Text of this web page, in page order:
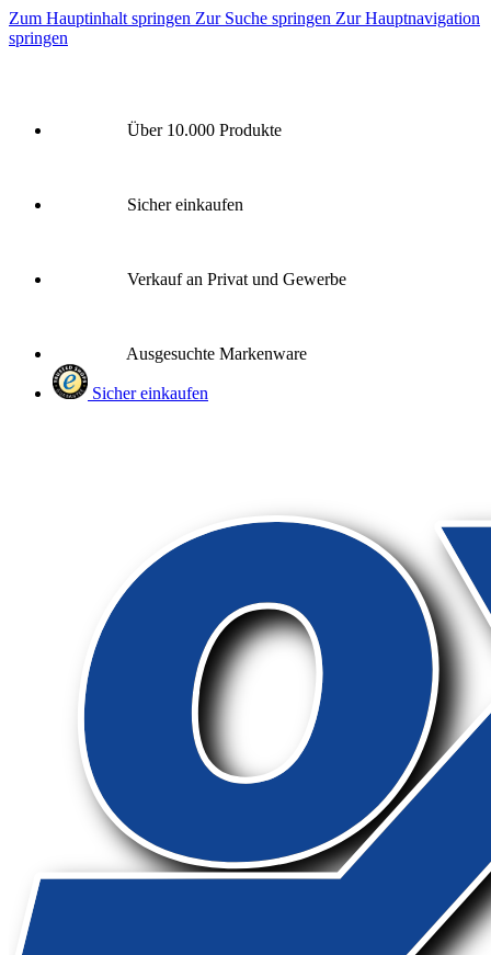
Zum Hauptinhalt springen Zur Suche springen Zur Hauptnavigation
springen
Über 10.000 Produkte
Sicher einkaufen
Verkauf an Privat und Gewerbe
Ausgesuchte Markenware
Sicher einkaufen